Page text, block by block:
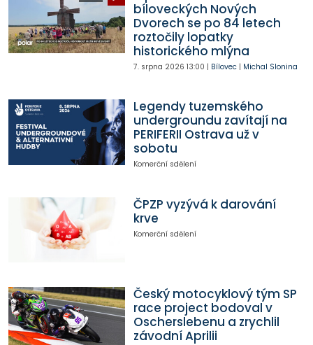
bíloveckých Nových
Dvorech se po 84 letech
roztočily lopatky
historického mlýna
7. srpna 2026 13:00 | Bílovec| Michal Slonina
Legendy tuzemského
undergroundu zavítají na
PERIFERII Ostrava už v
sobotu
Komerční sdělení
ČPZP vyzývá k darování
krve
Komerční sdělení
Český motocyklový tým SP
race project bodoval v
Oscherslebenu a zrychlil
závodní Aprilii